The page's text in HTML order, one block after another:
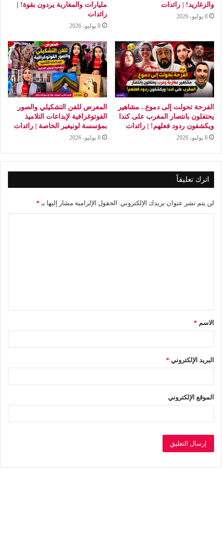
والزغاريد! | رائدات
8 يوليو، 2026
مليارات والمغاربة يردون بقوة! |
رائدات
8 يوليو، 2026
الفرحة تحولت إلى دموع.. مشاهير
يحتفلون بانتصار المغرب على كندا
ويكشفون ردود فعلهم! | رائدات
8 يوليو، 2026
المعرض للفن التشكيلي والصور
الفوتوغرافية لإبداعات التلاميذ
بمؤسسة لونيفير الخاصة | رائدات
8 يوليو، 2026
اترك تعليقاً
لن يتم نشر عنوان بريدك الإلكتروني. الحقول الإلزامية مشار إليها بـ *
ق
*الاسم *
البريد الإلكتروني *
الموقع الإلكتروني